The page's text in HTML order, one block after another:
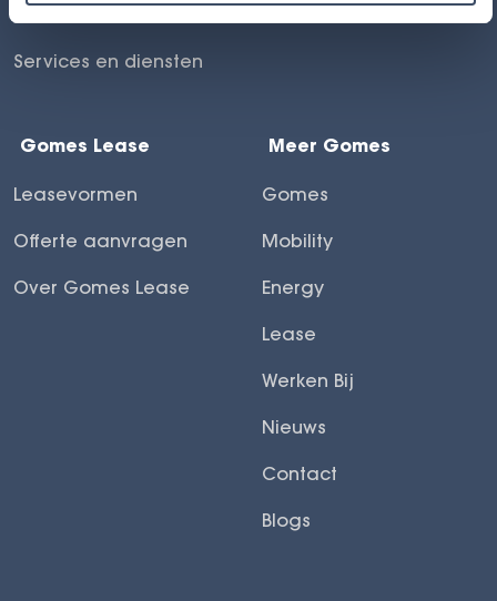
Services en diensten
Gomes Lease
Leasevormen
Offerte aanvragen
Over Gomes Lease
Meer Gomes
Gomes
Mobility
Energy
Lease
Werken Bij
Nieuws
Contact
Blogs